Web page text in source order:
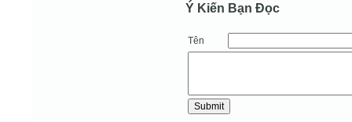
Ý Kiến Bạn Ðọc
Tên